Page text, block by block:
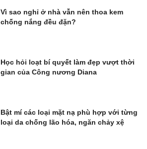
Vì sao nghỉ ở nhà vẫn nên thoa kem
chống nắng đều đặn?
Học hỏi loạt bí quyết làm đẹp vượt thời
gian của Công nương Diana
Bật mí các loại mặt nạ phù hợp với từng
loại da chống lão hóa, ngăn chảy xệ